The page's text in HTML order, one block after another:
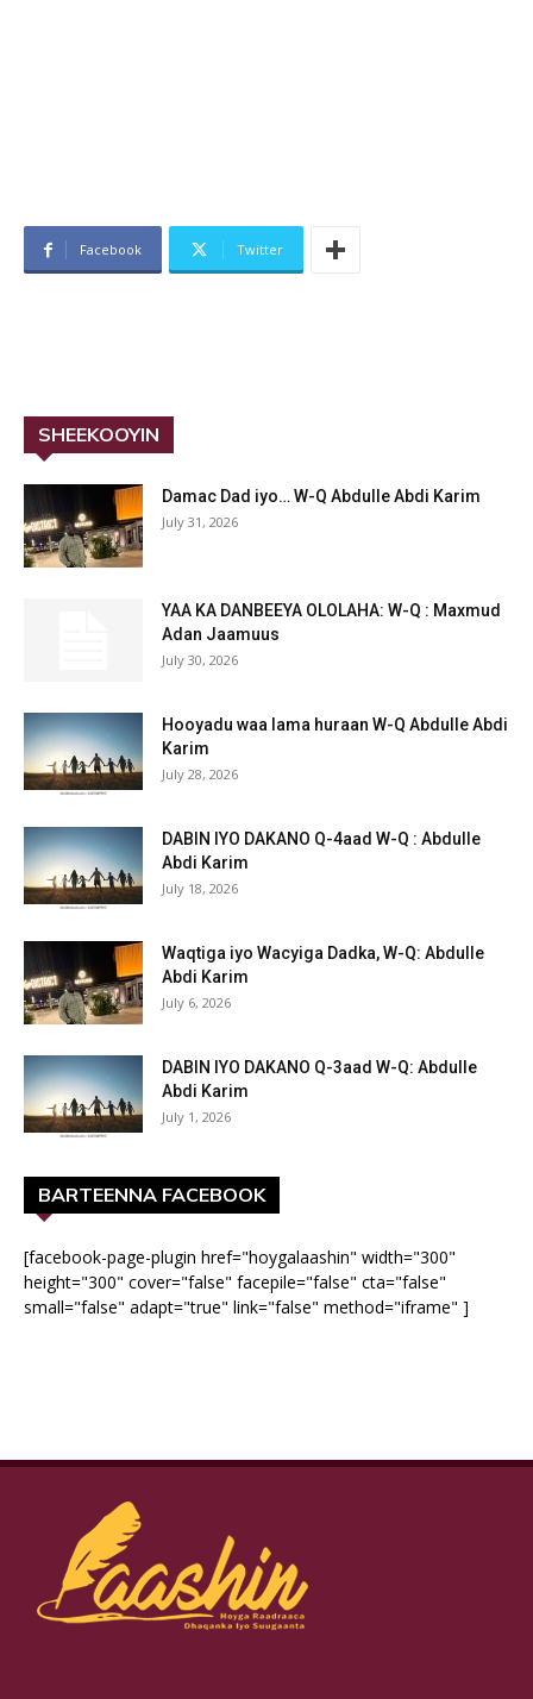
Facebook Twitter
SHEEKOOYIN
Damac Dad iyo… W-Q Abdulle Abdi Karim
July 31, 2026
YAA KA DANBEEYA OLOLAHA: W-Q : Maxmud
Adan Jaamuus
July 30, 2026
Hooyadu waa lama huraan W-Q Abdulle Abdi
Karim
July 28, 2026
DABIN IYO DAKANO Q-4aad W-Q : Abdulle
Abdi Karim
July 18, 2026
Waqtiga iyo Wacyiga Dadka, W-Q: Abdulle
Abdi Karim
July 6, 2026
DABIN IYO DAKANO Q-3aad W-Q: Abdulle
Abdi Karim
July 1, 2026
BARTEENNA FACEBOOK
[facebook-page-plugin href="hoygalaashin" width="300"
height="300" cover="false" facepile="false" cta="false"
small="false" adapt="true" link="false" method="iframe" ]